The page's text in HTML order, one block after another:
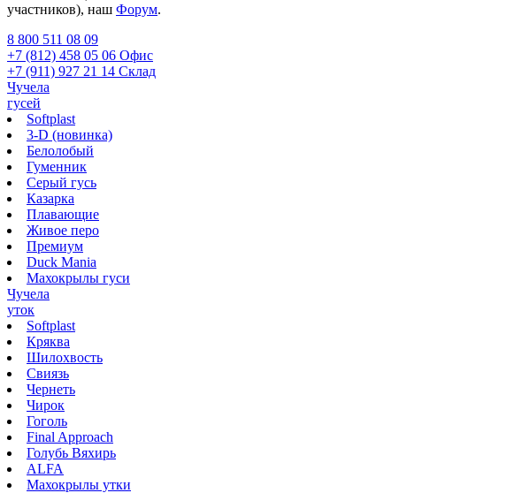
участников), наш Форум.
8 800 511 08 09
+7 (812) 458 05 06 Офис
+7 (911) 927 21 14 Склад
Чучела
гусей
Softplast
3-D (новинка)
Белолобый
Гуменник
Серый гусь
Казарка
Плавающие
Живое перо
Премиум
Duck Mania
Махокрылы гуси
Чучела
уток
Softplast
Кряква
Шилохвость
Свиязь
Чернеть
Чирок
Гоголь
Final Approach
Голубь Вяхирь
ALFA
Махокрылы утки